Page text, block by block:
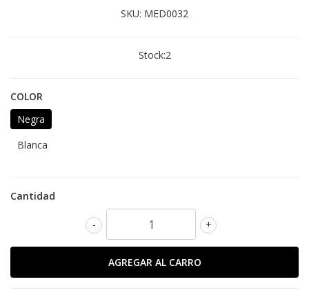
SKU: MED0032
Stock:2
COLOR
Negra
Blanca
Cantidad
+
-